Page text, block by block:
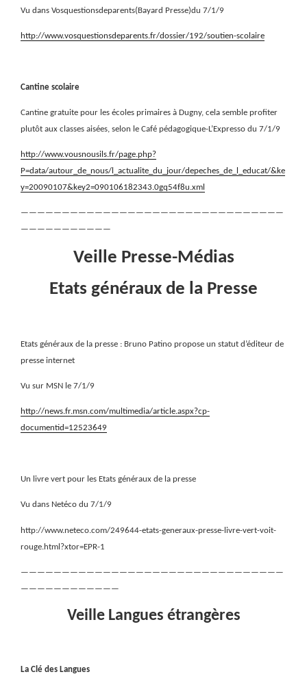
Vu dans Vosquestionsdeparents(Bayard Presse)du 7/1/9
http://www.vosquestionsdeparents.fr/dossier/192/soutien-scolaire
Cantine scolaire
Cantine gratuite pour les écoles primaires à Dugny, cela semble profiter
plutôt aux classes aisées, selon le Café pédagogique-L’Expresso du 7/1/9
http://www.vousnousils.fr/page.php?
P=data/autour_de_nous/l_actualite_du_jour/depeches_de_l_educat/&ke
y=20090107&key2=090106182343.0gq54f8u.xml
————————————————————————————————
———————————
Veille Presse-Médias
Etats généraux de la Presse
Etats généraux de la presse : Bruno Patino propose un statut d’éditeur de
presse internet
Vu sur MSN le 7/1/9
http://news.fr.msn.com/multimedia/article.aspx?cp-
documentid=12523649
Un livre vert pour les Etats généraux de la presse
Vu dans Netéco du 7/1/9
http://www.neteco.com/249644-etats-generaux-presse-livre-vert-voit-
rouge.html?xtor=EPR-1
————————————————————————————————
————————————
Veille Langues étrangères
La Clé des Langues